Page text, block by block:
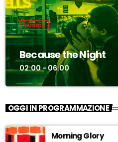
MUSICA
Because the Night
02:00 - 06:00
OGGI IN PROGRAMMAZIONE
Morning Glory